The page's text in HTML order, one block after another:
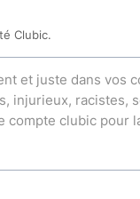
Clubic.